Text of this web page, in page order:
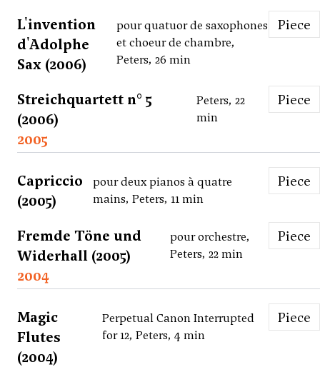
L'invention
d'Adolphe
Sax (2006)
pour quatuor de saxophones
et choeur de chambre,
Peters, 26 min
Piece
Streichquartett n° 5
(2006)
Peters, 22
min
Piece
2005
Capriccio
(2005)
pour deux pianos à quatre
mains, Peters, 11 min
Piece
Fremde Töne und
Widerhall (2005)
pour orchestre,
Peters, 22 min
Piece
2004
Magic
Flutes
(2004)
Perpetual Canon Interrupted
for 12, Peters, 4 min
Piece